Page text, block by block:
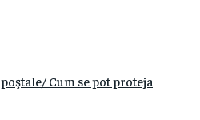
Cum se pot proteja